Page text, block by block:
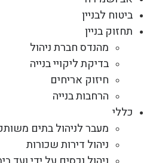
ביטוח לבניין
תחזוק בניין
מהנדס חברת ניהול
בדיקת ליקויי בנייה
חיזוק אריחים
הרחבות בנייה
כללי
מעבר לניהול בתים
ניהול דירות שכורות